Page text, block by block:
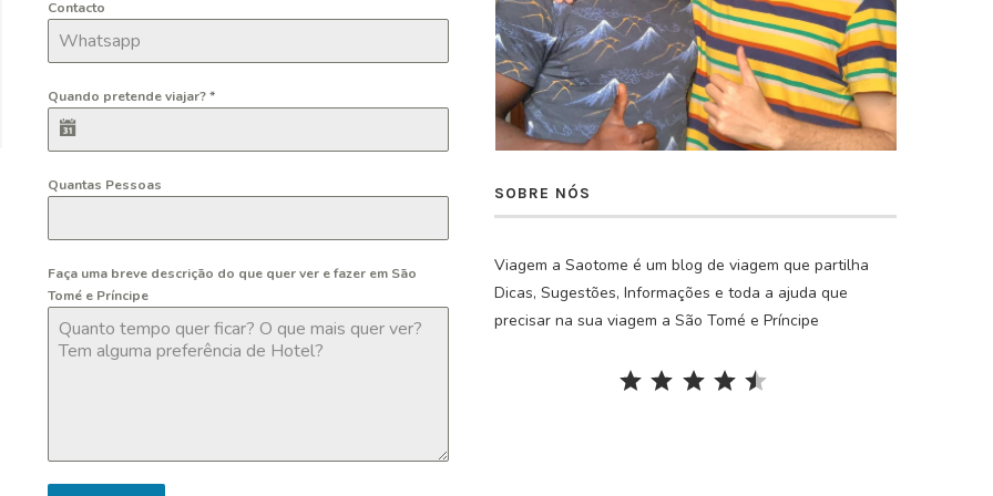
Contacto
Quando pretende viajar?*
Quantas Pessoas
Faça uma breve descrição do que quer ver e fazer em São
Tomé e Príncipe
SOBRE NÓS
Viagem a Saotome é um blog de viagem que partilha
Dicas, Sugestões, Informações e toda a ajuda que
precisar na sua viagem a São Tomé e Príncipe